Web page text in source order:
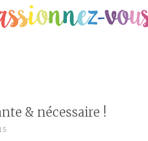
& nécessaire !